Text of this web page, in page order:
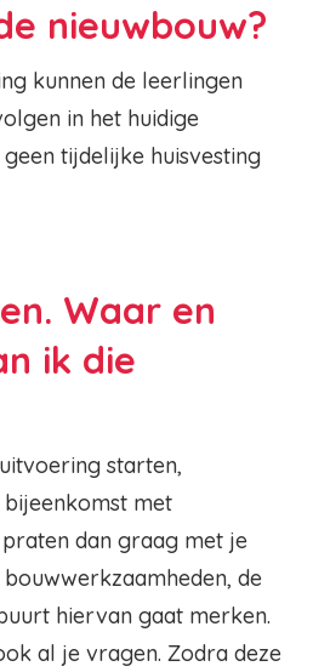
nieuwbouw?
kunnen de leerlingen
in het huidige
tijdelijke huisvesting
Waar en
ik die
starten,
met
dan graag met je
de
hiervan gaat merken.
al je vragen. Zodra deze